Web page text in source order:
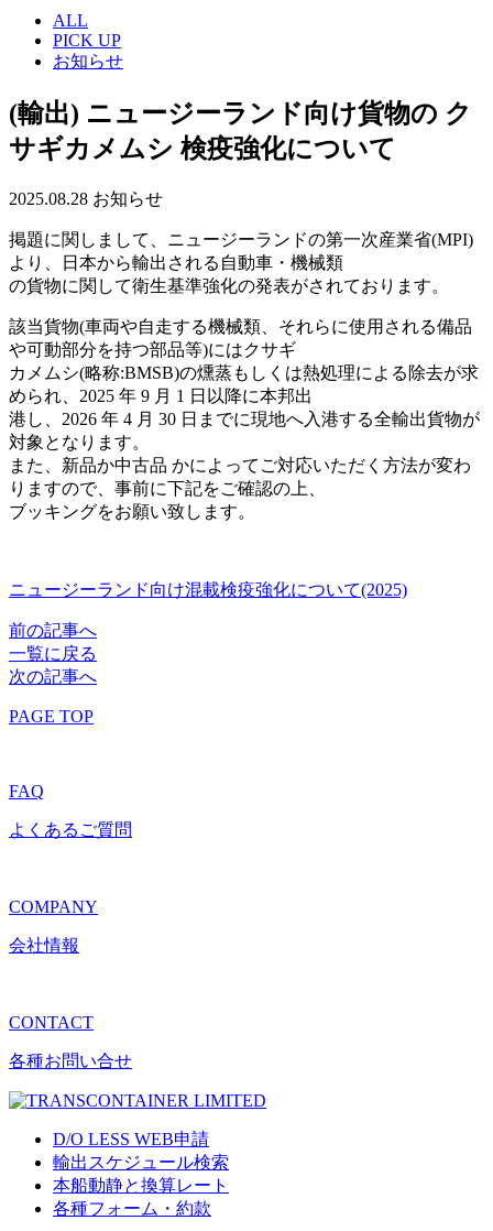
ALL
PICK UP
お知らせ
(輸出) ニュージーランド向け貨物の ク
サギカメムシ 検疫強化について
2025.08.28 お知らせ
掲題に関しまして、ニュージーランドの第一次産業省(MPI)
より、日本から輸出される自動車・機械類
の貨物に関して衛生基準強化の発表がされております。
該当貨物(車両や自走する機械類、それらに使用される備品
や可動部分を持つ部品等)にはクサギ
カメムシ(略称:BMSB)の燻蒸もしくは熱処理による除去が求
められ、2025 年 9 月 1 日以降に本邦出
港し、2026 年 4 月 30 日までに現地へ入港する全輸出貨物が
対象となります。
また、新品か中古品 かによってご対応いただく方法が変わ
りますので、事前に下記をご確認の上、
ブッキングをお願い致します。
ニュージーランド向け混載検疫強化について(2025)
前の記事へ
一覧に戻る
次の記事へ
PAGE TOP
FAQ
よくあるご質問
COMPANY
会社情報
CONTACT
各種お問い合せ
D/O LESS WEB申請
輸出スケジュール検索
本船動静と換算レート
各種フォーム・約款